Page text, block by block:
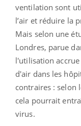
ventilation sont
l’air et réduire la
Mais selon une
Londres, parue
l'utilisation
d'air dans les
contraires : selon
cela pourrait
virus.